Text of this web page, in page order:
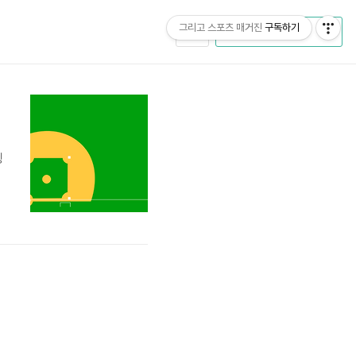
CATEGORY
그리고 스포츠 매거진 구독하기